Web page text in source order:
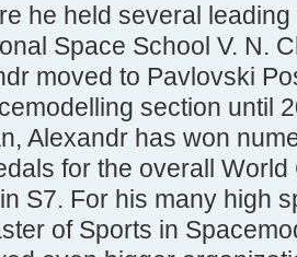
he held several
Space School V. N.
moved to Pavlovski
section until
Alexandr has won
for the overall
S7. For his many high
of Sports in